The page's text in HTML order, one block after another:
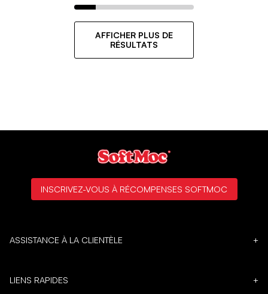
AFFICHER PLUS DE
RÉSULTATS
ASSISTANCE À LA CLIENTÈLE +
LIENS RAPIDES +
INSCRIVEZ-VOUS À RÉCOMPENSES SOFTMOC